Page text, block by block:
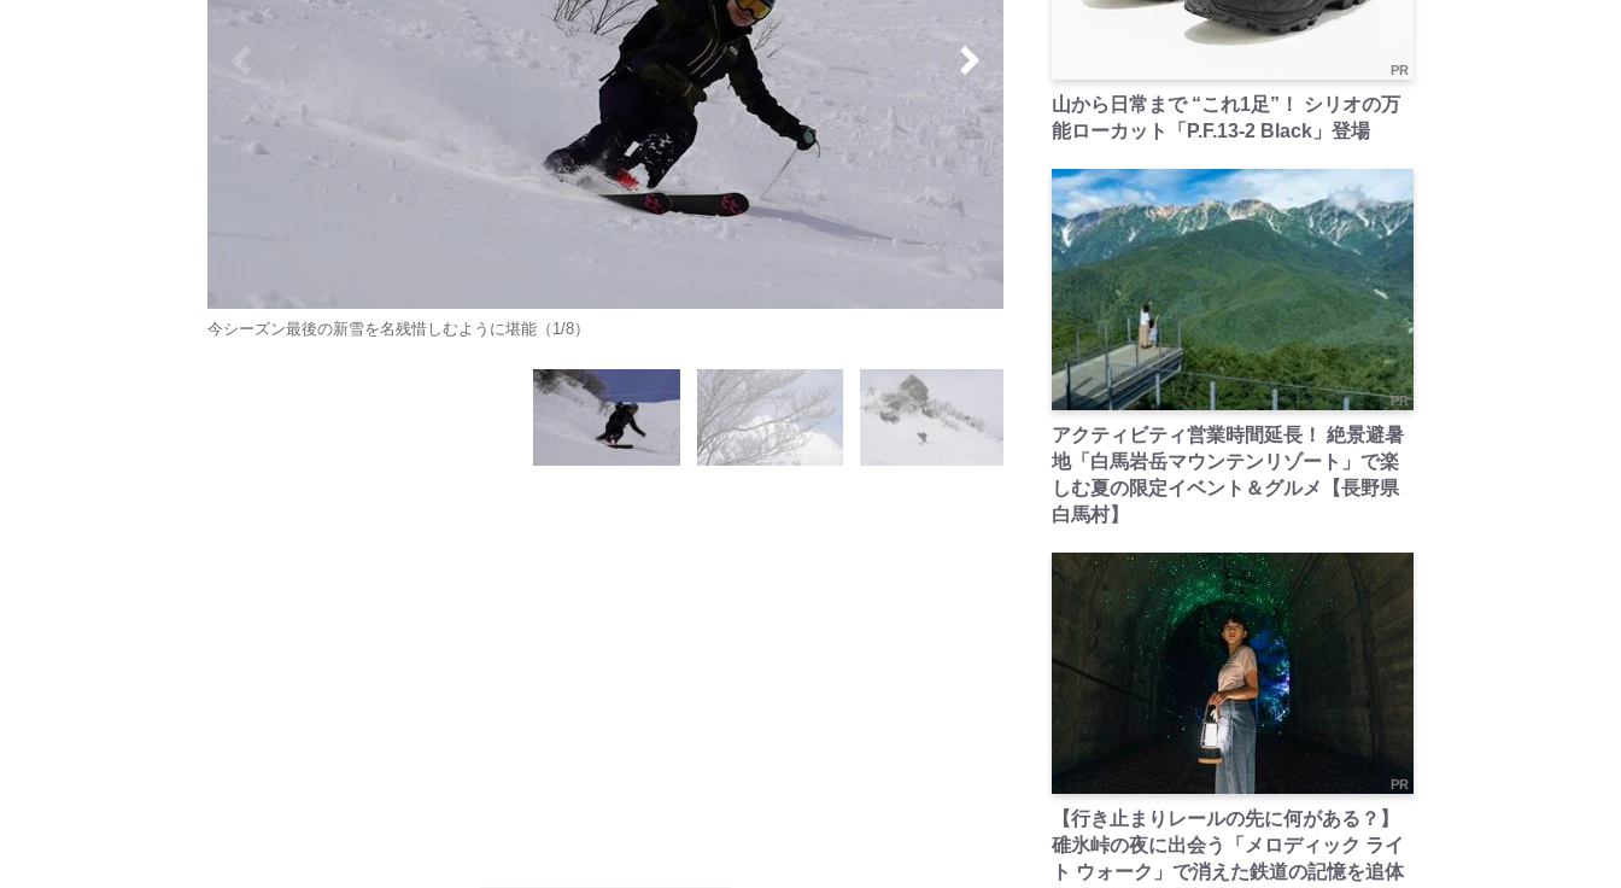
今シーズン最後の新雪を名残惜しむように堪能（1/8）
PR
山から日常まで “これ1足”！ シリオの万
能ローカット「P.F.13-2 Black」登場
PR
アクティビティ営業時間延長！ 絶景避暑
地「白馬岩岳マウンテンリゾート」で楽
しむ夏の限定イベント＆グルメ【長野県
白馬村】
PR
【行き止まりレールの先に何がある？】
碓氷峠の夜に出会う「メロディック ライ
ト ウォーク」で消えた鉄道の記憶を追体